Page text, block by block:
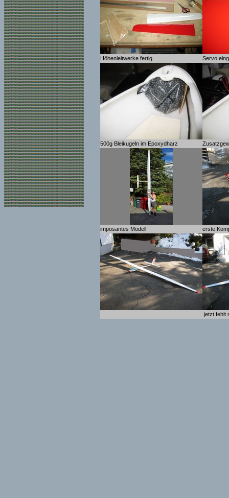
Höhenleitwerke fertig Servo
500g Bleikugeln im Epoxydharz
imposantes Modell erste
jetzt fehlt